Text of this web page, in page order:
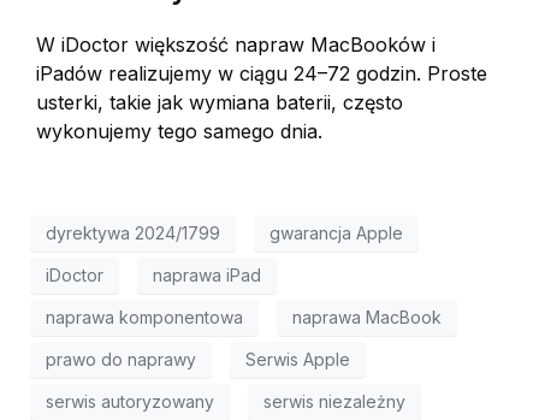
W iDoctor większość napraw MacBooków i
iPadów realizujemy w ciągu 24–72 godzin. Proste
usterki, takie jak wymiana baterii, często
wykonujemy tego samego dnia.
dyrektywa 2024/1799 gwarancja Apple
iDoctor naprawa iPad
naprawa komponentowa naprawa MacBook
prawo do naprawy Serwis Apple
serwis autoryzowany serwis niezależny